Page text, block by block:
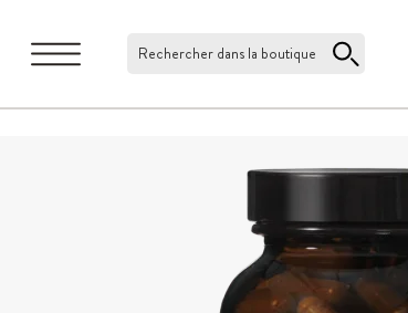
Rechercher dans la boutique